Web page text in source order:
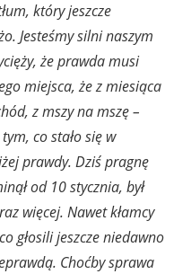
który jeszcze
Jesteśmy silni naszym
że prawda musi
miejsca, że z miesiąca
z mszy na mszę –
co stało się w
prawdy. Dziś pragnę
od 10 stycznia, był
więcej. Nawet kłamcy
głosili jeszcze niedawno
Choćby sprawa